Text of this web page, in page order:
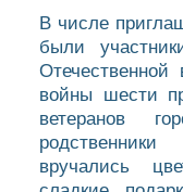
В числе
были
войны шести
ветеранов
вручались